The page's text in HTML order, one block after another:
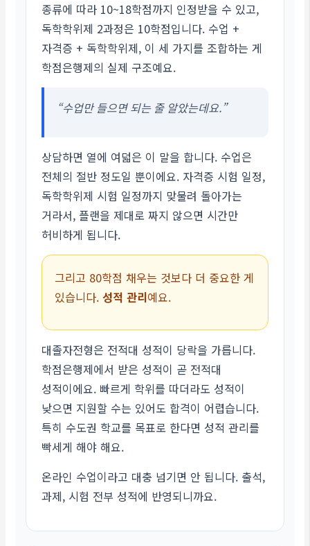
종류에 따라 10~18학점까지 인정받을 수 있고,
독학학위제 2과정은 10학점입니다. 수업 +
자격증 + 독학학위제, 이 세 가지를 조합하는 게
학점은행제의 실제 구조예요.
“수업만 들으면 되는 줄 알았는데요.”
상담하면 열에 여덟은 이 말을 합니다. 수업은
전체의 절반 정도일 뿐이에요. 자격증 시험 일정,
독학학위제 시험 일정까지 맞물려 돌아가는
거라서, 플랜을 제대로 짜지 않으면 시간만
허비하게 됩니다.
그리고 80학점 채우는 것보다 더 중요한 게
있습니다.성적 관리예요.
대졸자전형은 전적대 성적이 당락을 가릅니다.
학점은행제에서 받은 성적이 곧 전적대
성적이에요. 빠르게 학위를 따더라도 성적이
낮으면 지원할 수는 있어도 합격이 어렵습니다.
특히 수도권 학교를 목표로 한다면 성적 관리를
빡세게 해야 해요.
온라인 수업이라고 대충 넘기면 안 됩니다. 출석,
과제, 시험 전부 성적에 반영되니까요.